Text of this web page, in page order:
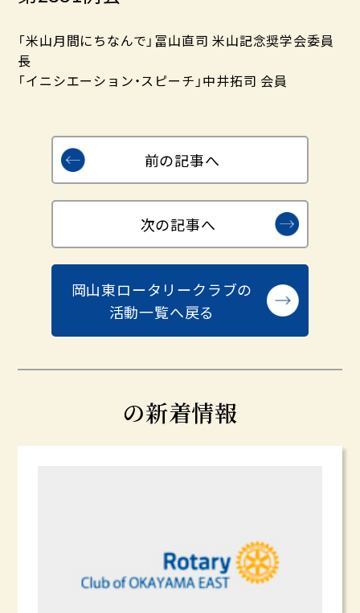
「米山月間にちなんで」冨山直司 米山記念奨学会委員
長
「イニシエーション・スピーチ」中井拓司 会員
前の記事へ
岡山東ロータリークラブの
活動一覧へ戻る
次の記事へ
の新着情報